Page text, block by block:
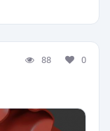
88 0